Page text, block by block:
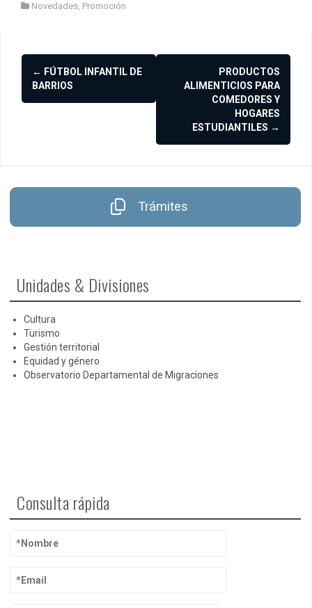
Novedades, Promoción
Navegación
de
← FÚTBOL INFANTIL DE
BARRIOS
PRODUCTOS
ALIMENTICIOS PARA
COMEDORES Y
HOGARES
ESTUDIANTILES →
Trámites
Unidades & Divisiones
Cultura
Turismo
Gestión territorial
Equidad y género
Observatorio Departamental de Migraciones
Consulta rápida